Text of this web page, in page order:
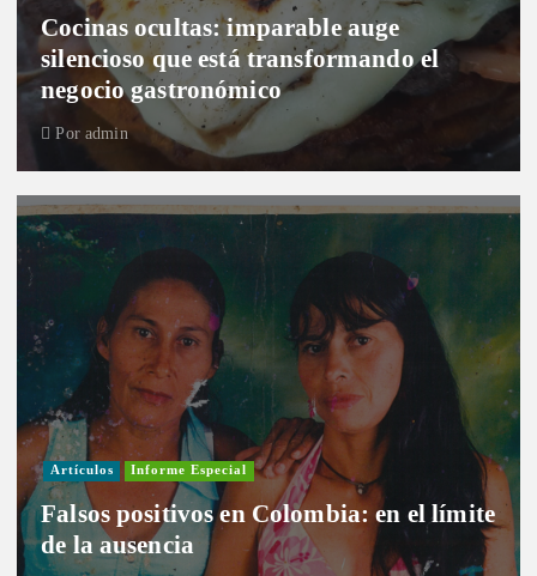
Cocinas ocultas: imparable auge
silencioso que está transformando el
negocio gastronómico
Por admin
Artículos Informe Especial
Falsos positivos en Colombia: en el límite
de la ausencia